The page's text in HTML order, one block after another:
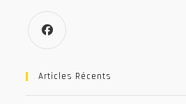
dansArticles Récents